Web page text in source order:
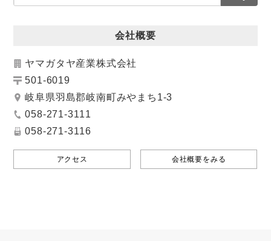
会社概要
ヤマガタヤ産業株式会社
501-6019
岐阜県羽島郡岐南町みやまち1-3
058-271-3111
058-271-3116
アクセス 会社概要をみる